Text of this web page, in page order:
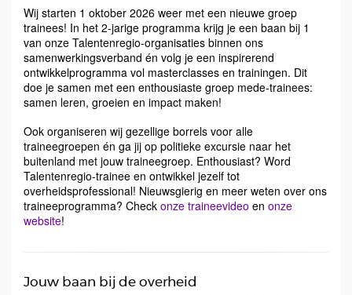
Wij starten 1 oktober 2026 weer met een nieuwe groep
trainees! In het 2-jarige programma krijg je een baan bij 1
van onze Talentenregio-organisaties binnen ons
samenwerkingsverband én volg je een inspirerend
ontwikkelprogramma vol masterclasses en trainingen. Dit
doe je samen met een enthousiaste groep mede-trainees:
samen leren, groeien en impact maken!
Ook organiseren wij gezellige borrels voor alle
traineegroepen én ga jij op politieke excursie naar het
buitenland met jouw traineegroep. Enthousiast? Word
Talentenregio-trainee en ontwikkel jezelf tot
overheidsprofessional! Nieuwsgierig en meer weten over ons
traineeprogramma? Check onze traineevideo en onze
website!
Jouw baan bij de overheid